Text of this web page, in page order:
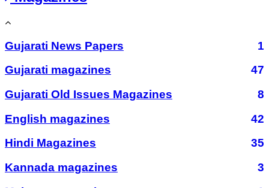
Gujarati News Papers
1
Gujarati magazines
47
Gujarati Old Issues Magazines
8
English magazines
42
Hindi Magazines
35
Kannada magazines
3